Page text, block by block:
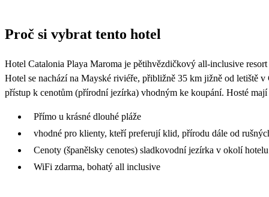
Proč si vybrat tento hotel
Hotel Catalonia Playa Maroma je pětihvězdičkový all-inclusive
Hotel se nachází na Mayské riviéře, přibližně 35 km jižně od letiště
přístup k cenotům (přírodní jezírka) vhodným ke koupání. Hosté
Přímo u krásné dlouhé pláže
vhodné pro klienty, kteří preferují klid, přírodu dále od
Cenoty (španělsky cenotes) sladkovodní jezírka v okolí hotelu
WiFi zdarma, bohatý all inclusive